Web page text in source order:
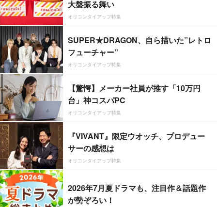
大盤振る舞い
オリコンタイアップ特集
SUPER★DRAGON、自ら描いた”レトロ
フューチャー”
オリコンタイアップ特集
【驚愕】メーカー社員が推す「10万円
台」神コスパPC
オリコンタイアップ特集
『VIVANT』限定ウオッチ、プロデュー
サーの感想は
オリコンタイアップ特集
2026年7月夏ドラマも、注目作＆話題作
が勢ぞろい！